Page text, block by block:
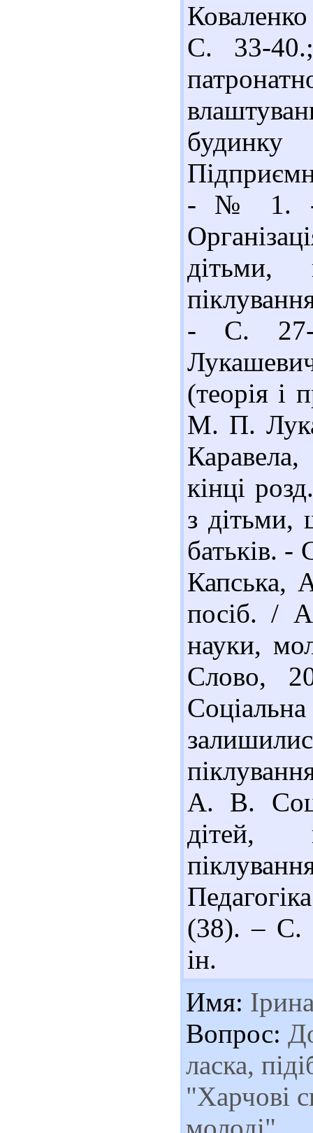
С. 33-
- № 1. -
дітьми,
- С. 27-
(теорія і
М. П.
кінці
з дітьми,
батьків.
Капська,
посіб. /
науки,
Слово,
А. В.
дітей,
(38). – С.
ін.
Имя:
Вопрос:
ласка,
"Харчові